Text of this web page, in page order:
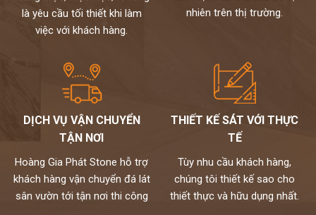
theo yêu cầu cho khách hàng nên không phải qua trung gian giá
đến tay người tiêu dùng
Đặc biệt sản phẩm được bảo hành đến 15 năm chống ố,chống
ngấm..quý khách sẽ được bảo dưỡng định kỳ 6 tháng một lần và khi
vòng 24h,tất cả thành phẩm của chúng tôi sẽ được lưu bảo hành
trên máy tính,chúng tôi sẽ luôn đồng hành cùng khách hàng.
Đá cao cấp Hoàng Gia Phát tự hào là đơn vị
thi công đá bàn bếp số 1 tại Hà Nội
NỀM TIN CỦA KHÁCH LÀ HẠNH PHÚC CỦA CHÚNG TÔI - HÂN
là yêu cầu tối thiết khi làm
việc với khách hàng.
nhiên trên thị trường.
DỊCH VỤ VẬN CHUYỂN
TẬN NƠI
Hoàng Gia Phát Stone hỗ trợ
khách hàng vận chuyển đá lát
sân vườn tới tận nơi thi công
THIẾT KẾ SÁT VỚI THỰC
TẾ
Tùy nhu cầu khách hàng,
chúng tôi thiết kế sao cho
thiết thực và hữu dụng nhất.